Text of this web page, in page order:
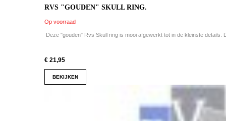
RVS "GOUDEN" SKULL RING.
Op voorraad
Deze "gouden" Rvs Skull ring is mooi afgewerkt tot in de kleinste details.
€ 21,95
BEKIJKEN